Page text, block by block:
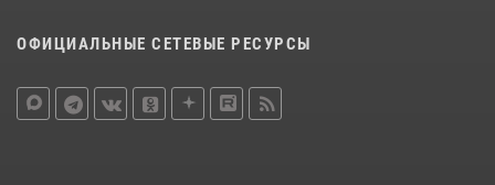
ОФИЦИАЛЬНЫЕ СЕТЕВЫЕ РЕСУРСЫ